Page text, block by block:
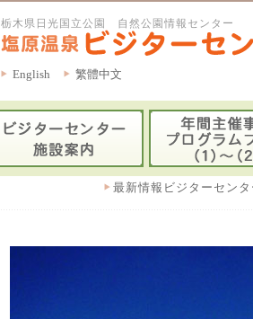
栃木県日光国立公園 自然公園情報センター
English 繁體中文
最新情報ビジターセン